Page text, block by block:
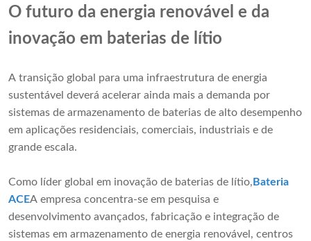
O futuro da energia renovável e da
inovação em baterias de lítio
A transição global para uma infraestrutura de energia
sustentável deverá acelerar ainda mais a demanda por
sistemas de armazenamento de baterias de alto desempenho
em aplicações residenciais, comerciais, industriais e de
grande escala.
Como líder global em inovação de baterias de lítio, Bateria
ACEA empresa concentra-se em pesquisa e
desenvolvimento avançados, fabricação e integração de
sistemas em armazenamento de energia renovável, centros